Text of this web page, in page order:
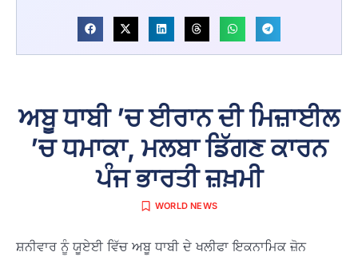
ਅਬੂ ਧਾਬੀ ’ਚ ਈਰਾਨ ਦੀ ਮਿਜ਼ਾਈਲ
’ਚ ਧਮਾਕਾ, ਮਲਬਾ ਡਿੱਗਣ ਕਾਰਨ
ਪੰਜ ਭਾਰਤੀ ਜ਼ਖ਼ਮੀ
WORLD NEWS
ਸ਼ਨੀਵਾਰ ਨੂੰ ਯੂਏਈ ਵਿੱਚ ਅਬੂ ਧਾਬੀ ਦੇ ਖਲੀਫਾ ਇਕਨਾਮਿਕ ਜ਼ੋਨ